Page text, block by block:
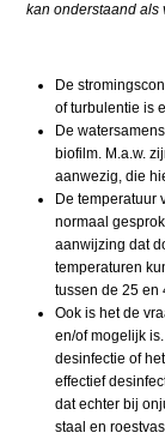
kan onderstaand als
De
of turbulentie is
De
biofilm. M.a.w.
aanwezig, die
De temperatuur
normaal
aanwijzing dat
temperaturen
tussen de 25 en
Ook is het de
en/of mogelijk
desinfectie of
effectief
dat echter bij
staal en